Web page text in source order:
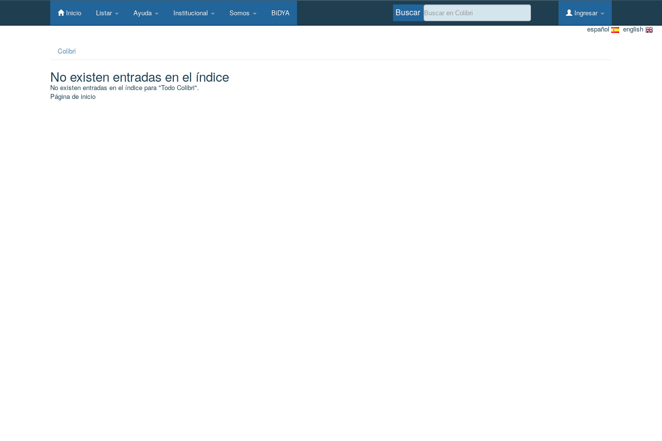
Skip
Inicio Listar Ayuda Institucional Somos BiDYA Ingresar
Buscar
english
español
Colibri
No existen entradas en el índice
No existen entradas en el índice para "Todo Colibri".
Página de inicio